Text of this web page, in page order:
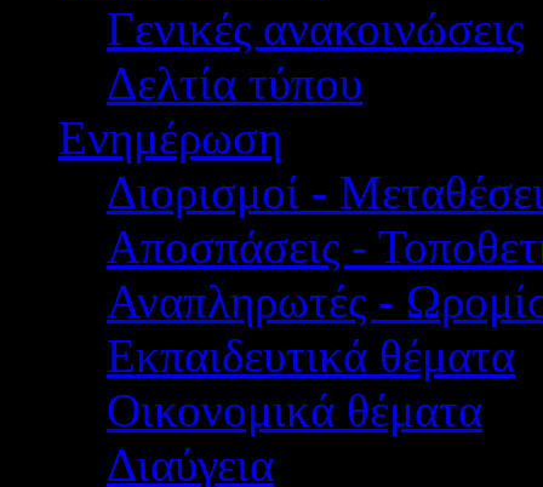
Γενικές ανακοινώσεις
Δελτία τύπου
Ενημέρωση
Διορισμοί -
Αποσπάσεις -
Αναπληρωτές -
Εκπαιδευτικά θέματα
Οικονομικά θέματα
Διαύγεια